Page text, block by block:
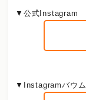
▼公式Instagram
▼Instagramバウム